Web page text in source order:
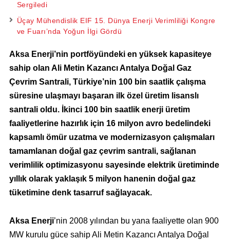
Sergiledi
Üçay Mühendislik EIF 15. Dünya Enerji Verimliliği Kongre
ve Fuarı’nda Yoğun İlgi Gördü
Aksa Enerji’nin portföyündeki en yüksek kapasiteye
sahip olan Ali Metin Kazancı Antalya Doğal Gaz
Çevrim Santrali, Türkiye’nin 100 bin saatlik çalışma
süresine ulaşmayı başaran ilk özel üretim lisanslı
santrali oldu. İkinci 100 bin saatlik enerji üretim
faaliyetlerine hazırlık için 16 milyon avro bedelindeki
kapsamlı ömür uzatma ve modernizasyon çalışmaları
tamamlanan doğal gaz çevrim santrali, sağlanan
verimlilik optimizasyonu sayesinde elektrik üretiminde
yıllık olarak yaklaşık 5 milyon hanenin doğal gaz
tüketimine denk tasarruf sağlayacak.
Aksa Enerji’nin 2008 yılından bu yana faaliyette olan 900
MW kurulu güce sahip Ali Metin Kazancı Antalya Doğal